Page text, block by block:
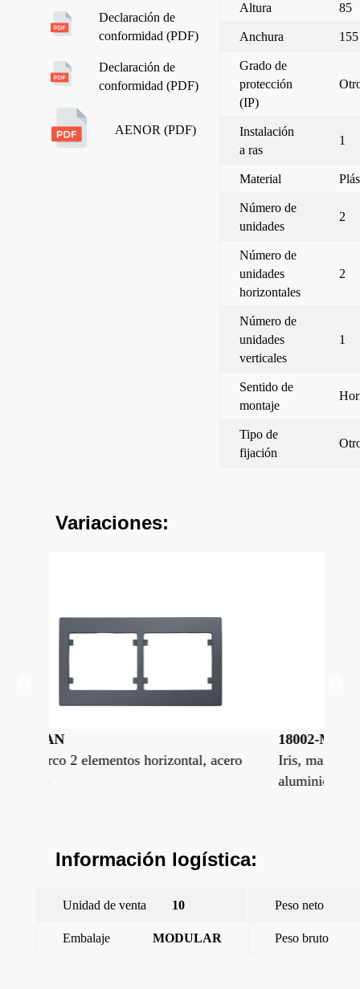
Declaración de
conformidad (PDF)
Declaración de
conformidad (PDF)
AENOR (PDF)
Altura 85
Anchura 155
Grado de
protección
(IP)
Instalación
a ras
1
Material
Número de
unidades
2
Número de
unidades
horizontales
2
Número de
unidades
verticales
1
Sentido de
montaje
Tipo de
fijación
Variaciones:
18002-MA
Iris, marco 2 elementos horizontal,
Información logística:
Unidad de venta 10 Peso neto
Embalaje MODULAR Peso bruto